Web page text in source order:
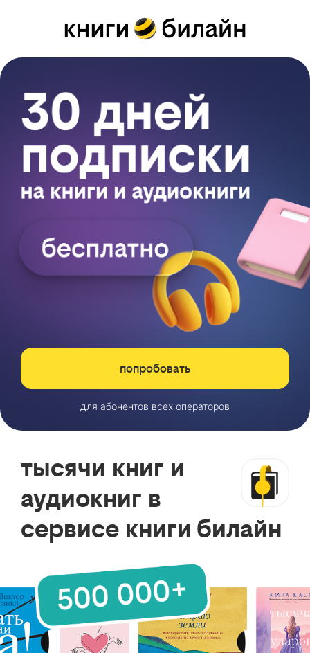
попробовать
для абонентов всех операторов
тысячи книг и
аудиокниг в
сервисе книги билайн